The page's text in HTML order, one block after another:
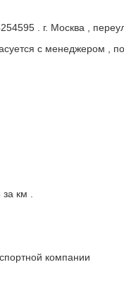
. г. Москва ,
с менеджером ,
км .
компании